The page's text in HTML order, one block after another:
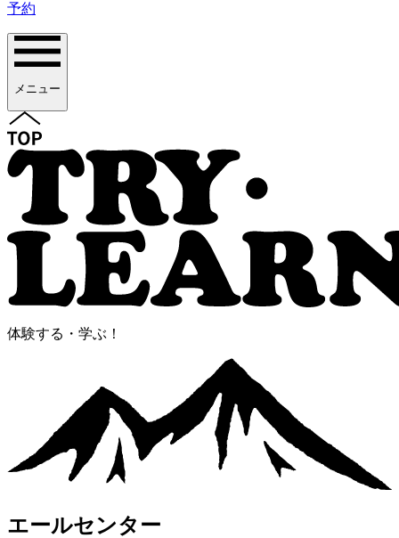
予約
メニュー
体験する・学ぶ！
エールセンター